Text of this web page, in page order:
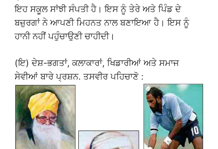
ਇਹ ਸਕੂਲ ਸਾਂਝੀ ਸੰਪਤੀ ਹੈ। ਇਸ ਨੂੰ ਤੇਰੇ ਅਤੇ ਪਿੰਡ ਦੇ
ਬਜ਼ੁਰਗਾਂ ਨੇ ਆਪਣੀ ਮਿਹਨਤ ਨਾਲ ਬਣਾਇਆ ਹੈ। ਇਸ ਨੂੰ
ਹਾਨੀ ਨਹੀਂ ਪਹੁੰਚਾਉਣੀ ਚਾਹੀਦੀ।
(ਇ) ਦੇਸ਼-ਭਗਤਾਂ, ਕਲਾਕਾਰਾਂ, ਖਿਡਾਰੀਆਂ ਅਤੇ ਸਮਾਜ
ਸੇਵੀਆਂ ਬਾਰੇ ਪ੍ਰਸ਼ਨ. ਤਸਵੀਰ ਪਹਿਚਾਣੋ :